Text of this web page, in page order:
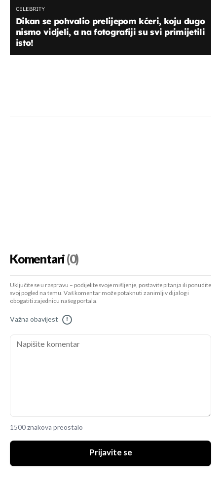
CELEBRITY
Dikan se pohvalio prelijepom kćeri, koju dugo
nismo vidjeli, a na fotografiji su svi primijetili
isto!
Komentari(0)
Uključite se u raspravu – podijelite svoje mišljenje, postavite pitanja ili ponudite
svoj pogled na temu. Vaš komentar može potaknuti zanimljiv dijalog i
obogatiti zajednicu našeg portala.
Važna obavijest !
1500 znakova preostalo
Prijavite se